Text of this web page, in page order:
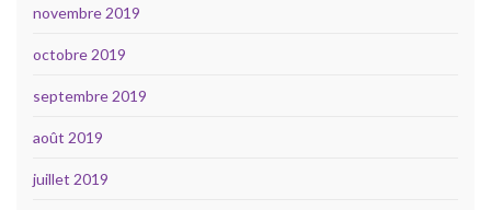
novembre 2019
octobre 2019
septembre 2019
août 2019
juillet 2019